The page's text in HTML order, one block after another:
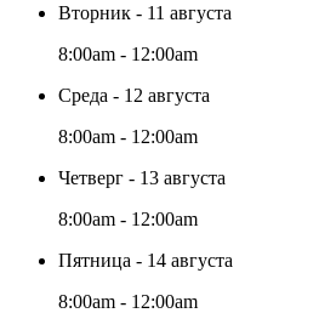
Вторник - 11 августа
8:00am - 12:00am
Среда - 12 августа
8:00am - 12:00am
Четверг - 13 августа
8:00am - 12:00am
Пятница - 14 августа
8:00am - 12:00am